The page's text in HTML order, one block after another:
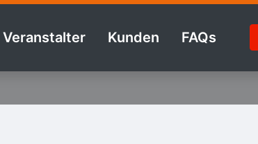
Veranstalter Kunden FAQs